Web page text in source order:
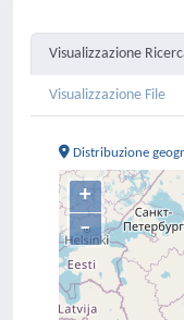
Visualizzazione
Visualizzazione File
Distribuzione
+
–